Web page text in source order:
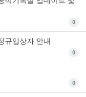
0
규입상자 안내
0
0